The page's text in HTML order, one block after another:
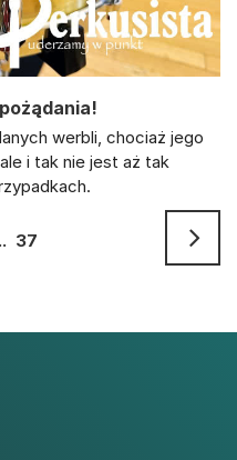
werbli, chociaż jego
i tak nie jest aż tak
37